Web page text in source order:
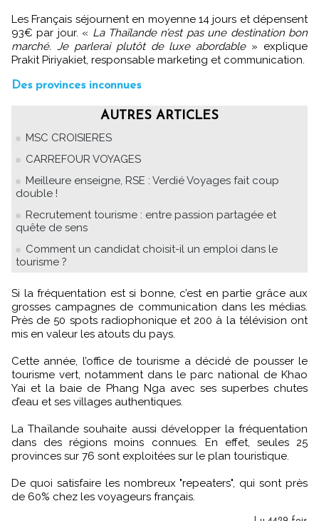
Les Français séjournent en moyenne 14 jours et dépensent
93€ par jour. « La Thaïlande n’est pas une destination bon
marché. Je parlerai plutôt de luxe abordable » explique
Prakit Piriyakiet, responsable marketing et communication.
Des provinces inconnues
AUTRES ARTICLES
MSC CROISIERES
CARREFOUR VOYAGES
Meilleure enseigne, RSE : Verdié Voyages fait coup
double !
Recrutement tourisme : entre passion partagée et
quête de sens
Comment un candidat choisit-il un emploi dans le
tourisme ?
Si la fréquentation est si bonne, c’est en partie grâce aux
grosses campagnes de communication dans les médias.
Près de 50 spots radiophonique et 200 à la télévision ont
mis en valeur les atouts du pays.
Cette année, l’office de tourisme a décidé de pousser le
tourisme vert, notamment dans le parc national de Khao
Yai et la baie de Phang Nga avec ses superbes chutes
d’eau et ses villages authentiques.
La Thaïlande souhaite aussi développer la fréquentation
dans des régions moins connues. En effet, seules 25
provinces sur 76 sont exploitées sur le plan touristique.
De quoi satisfaire les nombreux "repeaters", qui sont près
de 60% chez les voyageurs français.